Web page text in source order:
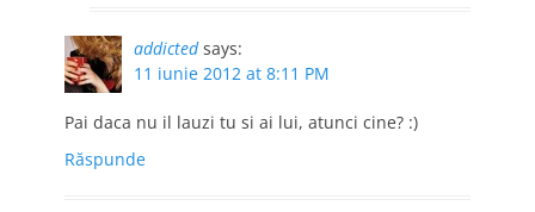
addicted says:
11 iunie 2012 at 8:11 PM
Pai daca nu il lauzi tu si ai lui, atunci cine? :)
Răspunde